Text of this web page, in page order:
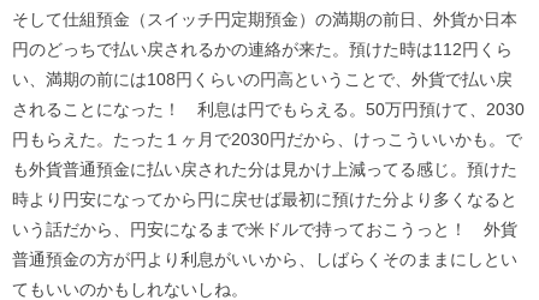
そして仕組預金（スイッチ円定期預金）の満期の前日、外貨か日本
円のどっちで払い戻されるかの連絡が来た。預けた時は112円くら
い、満期の前には108円くらいの円高ということで、外貨で払い戻
されることになった！ 利息は円でもらえる。50万円預けて、2030
円もらえた。たった１ヶ月で2030円だから、けっこういいかも。で
も外貨普通預金に払い戻された分は見かけ上減ってる感じ。預けた
時より円安になってから円に戻せば最初に預けた分より多くなると
いう話だから、円安になるまで米ドルで持っておこうっと！ 外貨
普通預金の方が円より利息がいいから、しばらくそのままにしとい
てもいいのかもしれないしね。